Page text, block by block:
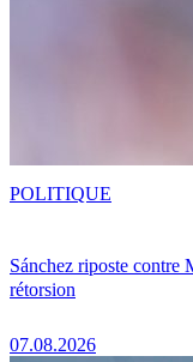
Sánchez riposte contre
rétorsion
07.08.2026
POLITIQUE